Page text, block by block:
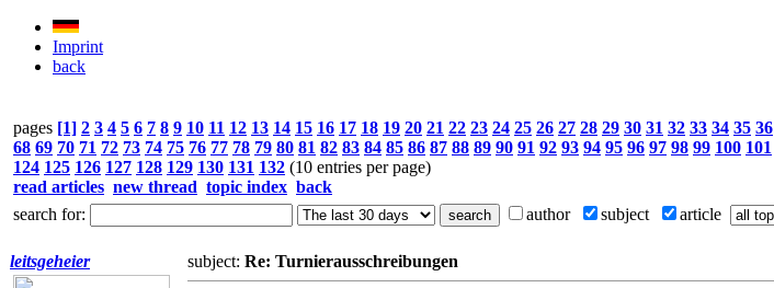
Imprint
back
pages [1] 2 3 4 5 6 7 8 9 10 11 12 13 14 15 16 17 18 19 20 21 22 23 24 25 26 27 28 29 30 31 32 33 34 35 36
68 69 70 71 72 73 74 75 76 77 78 79 80 81 82 83 84 85 86 87 88 89 90 91 92 93 94 95 96 97 98 99 100 101
124 125 126 127 128 129 130 131 132 (10 entries per page)
read articles new thread topic index back
search for:
author subject article
leitsgeheier subject: Re: Turnierausschreibungen